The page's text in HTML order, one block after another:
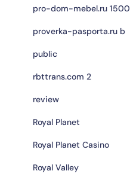
pro-dom-mebel.ru 1500
proverka-pasporta.ru b
public
rbttrans.com 2
review
Royal Planet
Royal Planet Casino
Royal Valley